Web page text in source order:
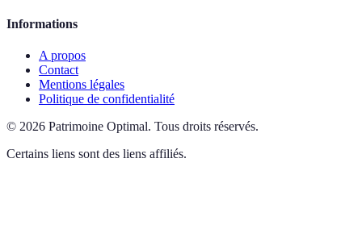
Informations
A propos
Contact
Mentions légales
Politique de confidentialité
© 2026 Patrimoine Optimal. Tous droits réservés.
Certains liens sont des liens affiliés.